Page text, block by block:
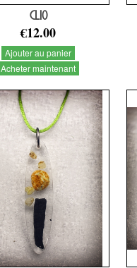
CL10
€12.00
Ajouter au panier
Acheter maintenant